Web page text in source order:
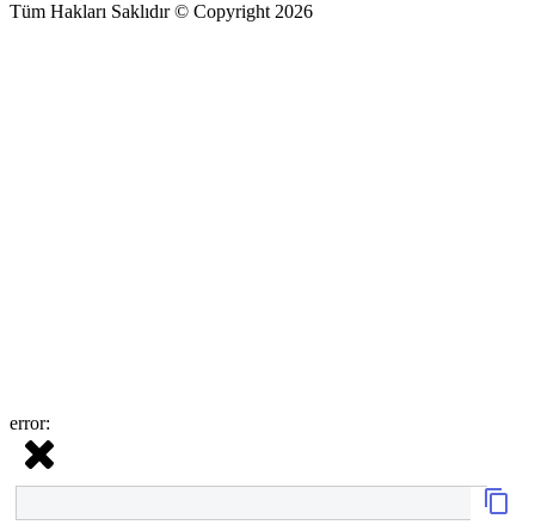
Tüm Hakları Saklıdır © Copyright 2026
error: